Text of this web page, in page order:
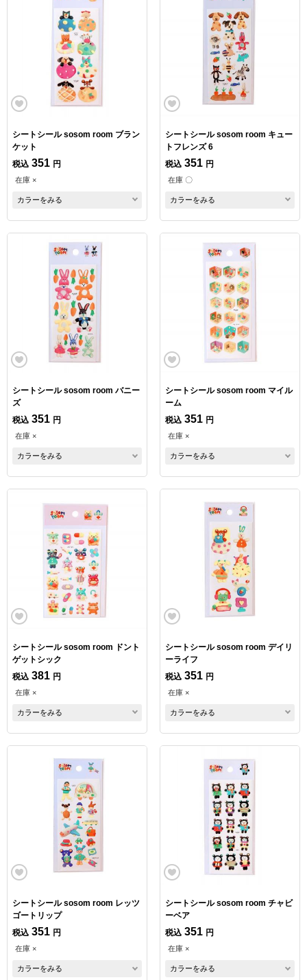
シートシール sosom room ブラン
ケット
税込 351 円
在庫 ×
カラーをみる
シートシール sosom room キュー
トフレンズ 6
税込 351 円
在庫 〇
カラーをみる
シートシール sosom room バニー
ズ
税込 351 円
在庫 ×
カラーをみる
シートシール sosom room マイル
ーム
税込 351 円
在庫 ×
カラーをみる
シートシール sosom room ドント
ゲットシック
税込 381 円
在庫 ×
カラーをみる
シートシール sosom room デイリ
ーライフ
税込 351 円
在庫 ×
カラーをみる
シートシール sosom room レッツ
ゴートリップ
税込 351 円
在庫 ×
カラーをみる
シートシール sosom room チャビ
ーベア
税込 351 円
在庫 ×
カラーをみる